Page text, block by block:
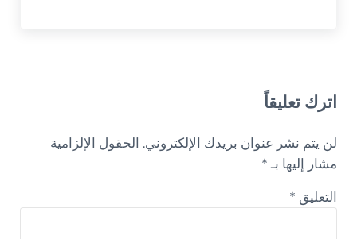
اترك تعليقاً
لن يتم نشر عنوان بريدك الإلكتروني. الحقول الإلزامية
مشار إليها بـ*
التعليق *